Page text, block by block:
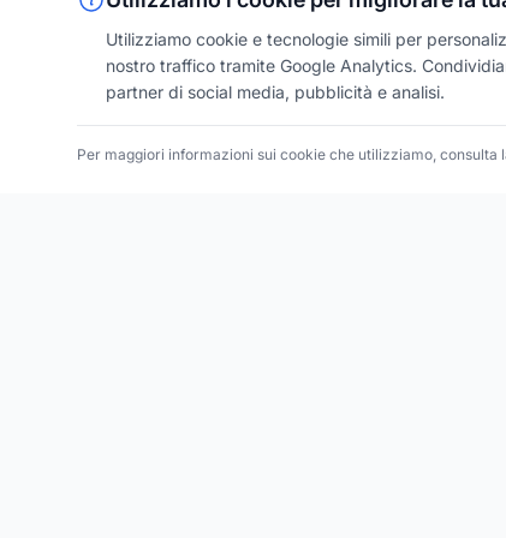
Utilizziamo cookie e tecnologie simili per
nostro traffico tramite Google Analytics.
partner di social media, pubblicità e analisi.
Per maggiori informazioni sui cookie che utilizziamo, consulta